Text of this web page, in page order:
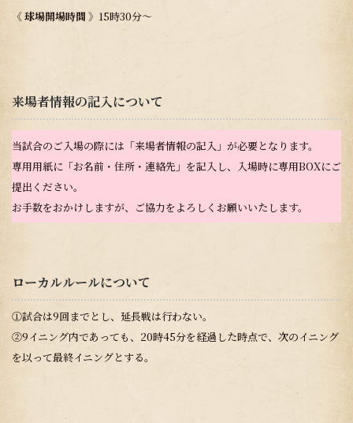
《 球場開場時間 》 15時30分～
来場者情報の記入について
当試合のご入場の際には「来場者情報の記入」が必要となります。
専用用紙に「お名前・住所・連絡先」を記入し、入場時に専用BOXにご
提出ください。
お手数をおかけしますが、ご協力をよろしくお願いいたします。
ローカルルールについて
①試合は9回までとし、延長戦は行わない。
②9イニング内であっても、20時45分を経過した時点で、次のイニング
を以って最終イニングとする。